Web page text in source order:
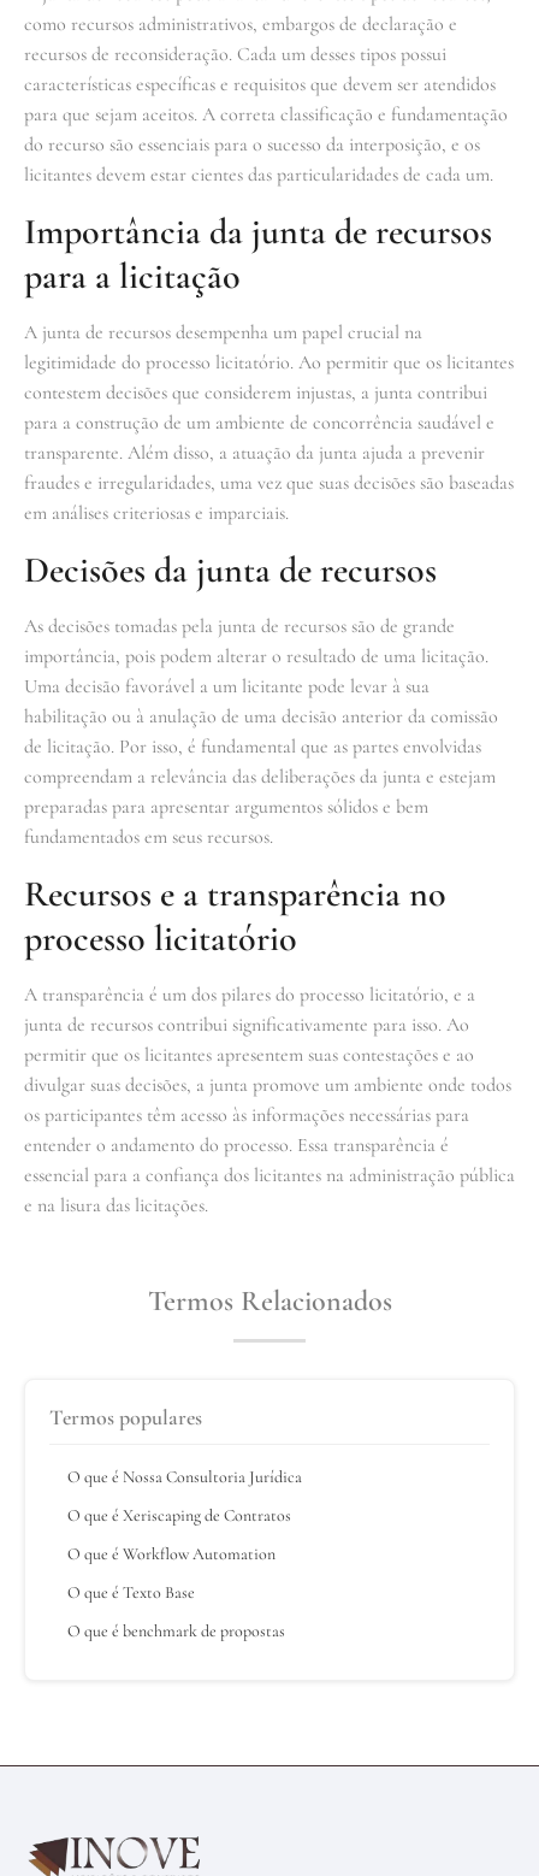
como recursos administrativos, embargos de declaração e
recursos de reconsideração. Cada um desses tipos possui
características específicas e requisitos que devem ser atendidos
para que sejam aceitos. A correta classificação e fundamentação
do recurso são essenciais para o sucesso da interposição, e os
licitantes devem estar cientes das particularidades de cada um.
Importância da junta de recursos
para a licitação
A junta de recursos desempenha um papel crucial na
legitimidade do processo licitatório. Ao permitir que os licitantes
contestem decisões que considerem injustas, a junta contribui
para a construção de um ambiente de concorrência saudável e
transparente. Além disso, a atuação da junta ajuda a prevenir
fraudes e irregularidades, uma vez que suas decisões são baseadas
em análises criteriosas e imparciais.
Decisões da junta de recursos
As decisões tomadas pela junta de recursos são de grande
importância, pois podem alterar o resultado de uma licitação.
Uma decisão favorável a um licitante pode levar à sua
habilitação ou à anulação de uma decisão anterior da comissão
de licitação. Por isso, é fundamental que as partes envolvidas
compreendam a relevância das deliberações da junta e estejam
preparadas para apresentar argumentos sólidos e bem
fundamentados em seus recursos.
Recursos e a transparência no
processo licitatório
A transparência é um dos pilares do processo licitatório, e a
junta de recursos contribui significativamente para isso. Ao
permitir que os licitantes apresentem suas contestações e ao
divulgar suas decisões, a junta promove um ambiente onde todos
os participantes têm acesso às informações necessárias para
entender o andamento do processo. Essa transparência é
essencial para a confiança dos licitantes na administração pública
e na lisura das licitações.
Termos Relacionados
Termos populares
O que é Nossa Consultoria Jurídica
O que é Xeriscaping de Contratos
O que é Workflow Automation
O que é Texto Base
O que é benchmark de propostas